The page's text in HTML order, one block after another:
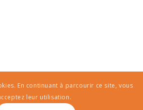
En continuant à parcourir ce site, vous
leur utilisation.